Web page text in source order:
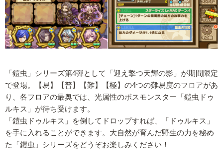
「鎧虫」シリーズ第4弾として「迎え撃つ天輝の影」が期間限定
で登場。【易】【普】【難】【極】の4つの難易度のフロアがあ
り、各フロアの最奥では、光属性のボスモンスター「鎧虫ドゥ
ルキス」が待ち受けます。
「鎧虫ドゥルキス」を倒してドロップすれば、「ドゥルキス」
を手に入れることができます。大自然が育んだ野生の力を秘め
た「鎧虫」シリーズをどうぞお楽しみください！